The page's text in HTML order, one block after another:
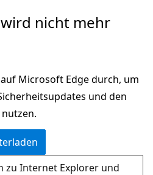
nicht mehr
Microsoft Edge durch, um
und den
zu Internet Explorer und